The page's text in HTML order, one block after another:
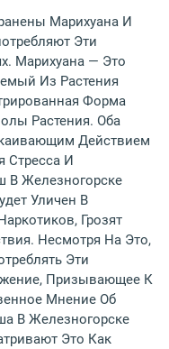
Марихуана И
Эти
Марихуана — Это
Из Растения
Форма
Растения. Оба
Действием
Стресса И
В Железногорске
Уличен В
Грозят
Несмотря На Это,
Эти
Призывающее К
Мнение Об
В Железногорске
Это Как